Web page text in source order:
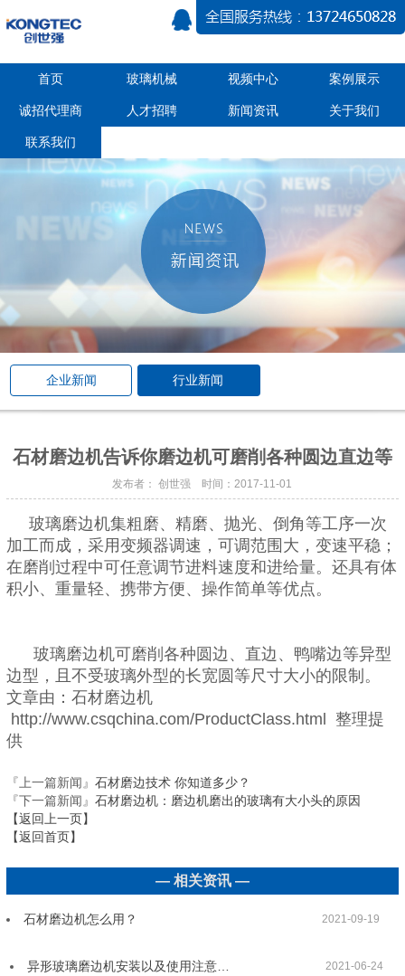
首页 玻璃机械 视频中心 案例展示
诚招代理商 人才招聘 新闻资讯 关于我们
联系我们
企业新闻 行业新闻
石材磨边机告诉你磨边机可磨削各种圆边直边等
发布者： 创世强 时间：2017-11-01
玻璃磨边机集粗磨、精磨、抛光、倒角等工序一次
加工而成，采用变频器调速，可调范围大，变速平稳；
在磨削过程中可任意调节进料速度和进给量。还具有体
积小、重量轻、携带方便、操作简单等优点。
玻璃磨边机可磨削各种圆边、直边、鸭嘴边等异型
边型，且不受玻璃外型的长宽圆等尺寸大小的限制。
文章由：石材磨边机
http://www.csqchina.com/ProductClass.html 整理提
供
『上一篇新闻』 石材磨边技术 你知道多少？
『下一篇新闻』 石材磨边机：磨边机磨出的玻璃有大小头的原因
【返回上一页】
【返回首页】
— 相关资讯 —
石材磨边机怎么用？ 2021-09-19
异形玻璃磨边机安装以及使用注意… 2021-06-24